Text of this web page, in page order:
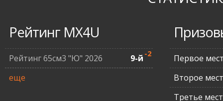
Рейтинг MX4U
Рейтинг 65см3 "Ю" 2026 9-й -2
еще
Первое
Второе
Третье